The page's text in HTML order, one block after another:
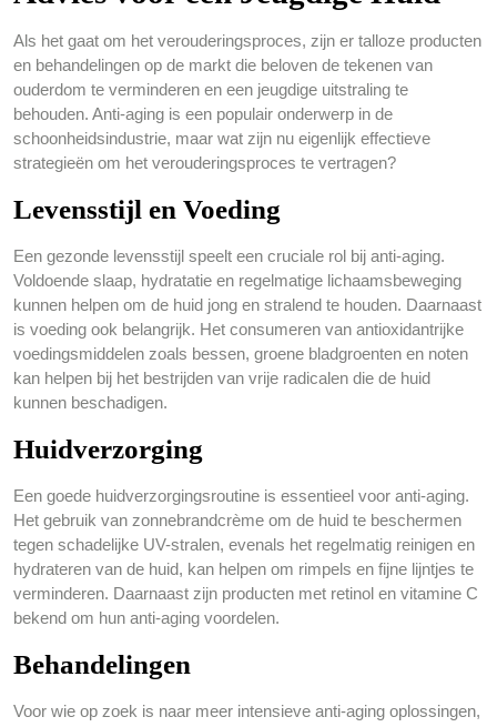
Als het gaat om het verouderingsproces, zijn er talloze producten
en behandelingen op de markt die beloven de tekenen van
ouderdom te verminderen en een jeugdige uitstraling te
behouden. Anti-aging is een populair onderwerp in de
schoonheidsindustrie, maar wat zijn nu eigenlijk effectieve
strategieën om het verouderingsproces te vertragen?
Levensstijl en Voeding
Een gezonde levensstijl speelt een cruciale rol bij anti-aging.
Voldoende slaap, hydratatie en regelmatige lichaamsbeweging
kunnen helpen om de huid jong en stralend te houden. Daarnaast
is voeding ook belangrijk. Het consumeren van antioxidantrijke
voedingsmiddelen zoals bessen, groene bladgroenten en noten
kan helpen bij het bestrijden van vrije radicalen die de huid
kunnen beschadigen.
Huidverzorging
Een goede huidverzorgingsroutine is essentieel voor anti-aging.
Het gebruik van zonnebrandcrème om de huid te beschermen
tegen schadelijke UV-stralen, evenals het regelmatig reinigen en
hydrateren van de huid, kan helpen om rimpels en fijne lijntjes te
verminderen. Daarnaast zijn producten met retinol en vitamine C
bekend om hun anti-aging voordelen.
Behandelingen
Voor wie op zoek is naar meer intensieve anti-aging oplossingen,